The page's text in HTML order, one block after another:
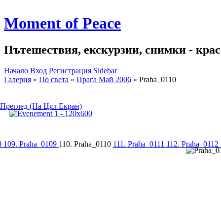
Moment of Peace
Пътешествия, екскурзии, снимки -
Начало Вход Регистрация Sidebar
Галерия » По света » Прага Май 2006 » Praha_0110
Преглед (На Цял Екран)
109. Praha_0109 110. Praha_0110 111. Praha_0111 112. Praha_0112